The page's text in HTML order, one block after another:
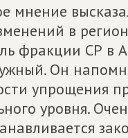
мнение
в
фракции СР в
Он
упрощения
уровня.